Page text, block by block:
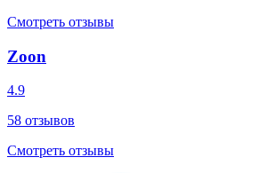
Смотреть отзывы
Zoon
4.9
58 отзывов
Смотреть отзывы